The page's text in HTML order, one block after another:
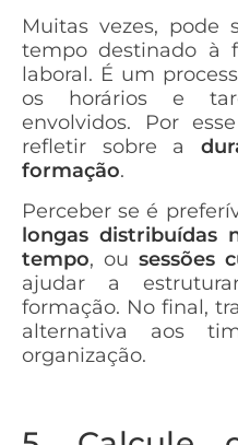
Muitas vezes,
tempo destinado à
laboral. É um
os horários e
envolvidos. Por
refletir sobre a
formação.
Perceber se é
longas distribuídas
tempo, ou sessões
ajudar a
formação. No final,
alternativa aos
organização.